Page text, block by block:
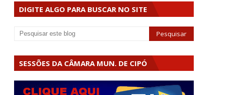
DIGITE ALGO PARA BUSCAR NO SITE
SESSÕES DA CÂMARA MUN. DE CIPÓ